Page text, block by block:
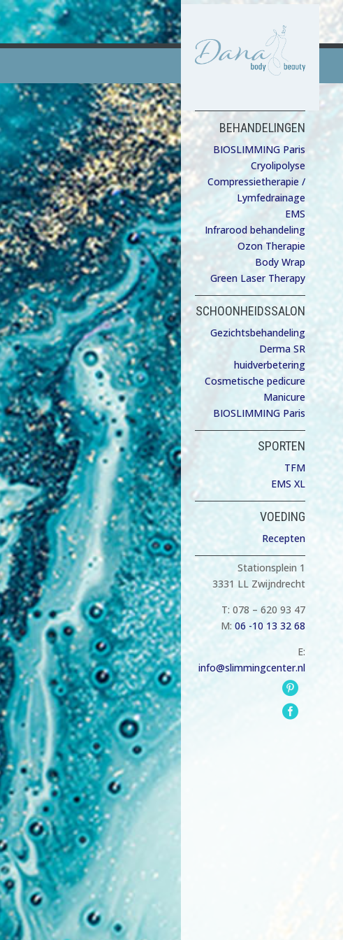
BEHANDELINGEN
BIOSLIMMING Paris
Cryolipolyse
Compressietherapie /
Lymfedrainage
EMS
Infrarood behandeling
Ozon Therapie
Body Wrap
Green Laser Therapy
SCHOONHEIDSSALON
Gezichtsbehandeling
Derma SR
huidverbetering
Cosmetische pedicure
Manicure
BIOSLIMMING Paris
SPORTEN
TFM
EMS XL
VOEDING
Recepten
Stationsplein 1
3331 LL Zwijndrecht
T: 078 – 620 93 47
M:06 -10 13 32 68
E:
info@slimmingcenter.nl

